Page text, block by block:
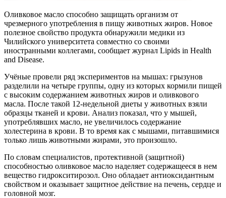
Оливковое масло способно защищать организм от
чрезмерного употребления в пищу животных жиров. Новое
полезное свойство продукта обнаружили медики из
Чилийского университета совместно со своими
иностранными коллегами, сообщает журнал Lipids in Health
and Disease.
Учёные провели ряд экспериментов на мышах: грызунов
разделили на четыре группы, одну из которых кормили пищей
с высоким содержанием животных жиров и оливкового
масла. После такой 12-недельной диеты у животных взяли
образцы тканей и крови. Анализ показал, что у мышей,
употреблявших масло, не увеличилось содержание
холестерина в крови. В то время как с мышами, питавшимися
только лишь животными жирами, это произошло.
По словам специалистов, протективной (защитной)
способностью оливковое масло наделяет содержащееся в нем
вещество гидрокситирозол. Оно обладает антиоксидантным
свойством и оказывает защитное действие на печень, сердце и
головной мозг.